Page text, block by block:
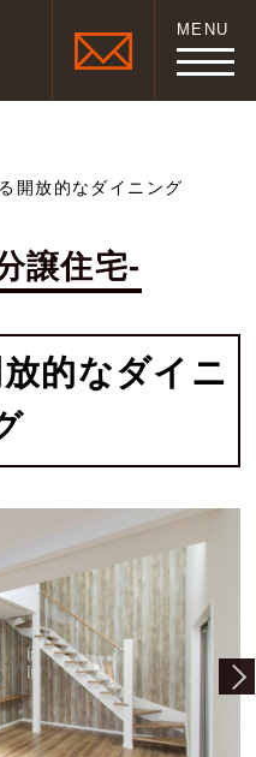
MENU
開放的なダイニング
譲住宅-
的なダイニ